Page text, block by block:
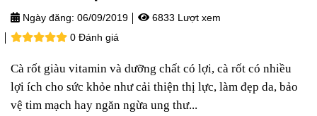
Ngày đăng: 06/09/2019
6833 Lượt xem
0 Đánh giá
Cà rốt giàu vitamin và dưỡng chất có lợi, cà rốt có nhiều
lợi ích cho sức khỏe như cải thiện thị lực, làm đẹp da, bảo
vệ tim mạch hay ngăn ngừa ung thư...